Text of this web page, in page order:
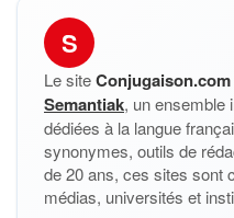
S
Le siteConjugaison.com
Semantiak, un ensemble
dédiées à la langue
synonymes, outils de
de 20 ans, ces sites sont
médias, universités et